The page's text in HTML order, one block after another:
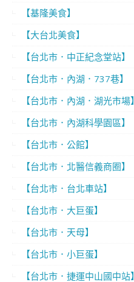
【基隆美食】
【大台北美食】
【台北市．中正紀念堂站】
【台北市．內湖．737巷】
【台北市．內湖．湖光市場】
【台北市．內湖科學園區】
【台北市．公館】
【台北市．北醫信義商圈】
【台北市．台北車站】
【台北市．大巨蛋】
【台北市．天母】
【台北市．小巨蛋】
【台北市．捷運中山國中站】